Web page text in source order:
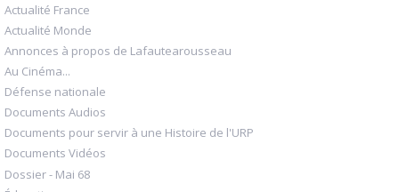
Actualité France
Actualité Monde
Annonces à propos de Lafautearousseau
Au Cinéma...
Défense nationale
Documents Audios
Documents pour servir à une Histoire de l'URP
Documents Vidéos
Dossier - Mai 68